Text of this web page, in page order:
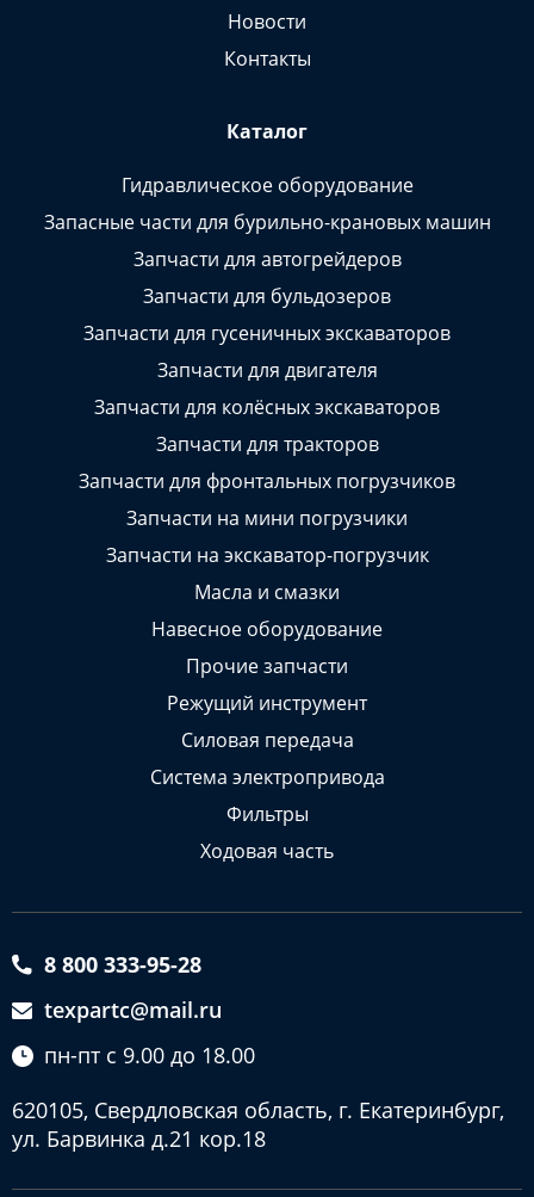
Новости
Контакты
Каталог
Гидравлическое оборудование
Запасные части для бурильно-крановых машин
Запчасти для автогрейдеров
Запчасти для бульдозеров
Запчасти для гусеничных экскаваторов
Запчасти для двигателя
Запчасти для колёсных экскаваторов
Запчасти для тракторов
Запчасти для фронтальных погрузчиков
Запчасти на мини погрузчики
Запчасти на экскаватор-погрузчик
Масла и смазки
Навесное оборудование
Прочие запчасти
Режущий инструмент
Силовая передача
Система электропривода
Фильтры
Ходовая часть
8 800 333-95-28
texpartc@mail.ru
пн-пт с 9.00 до 18.00
620105, Свердловская область, г. Екатеринбург,
ул. Барвинка д.21 кор.18